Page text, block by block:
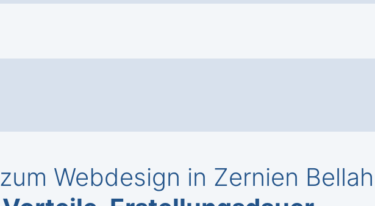
zum Webdesign in Zernien